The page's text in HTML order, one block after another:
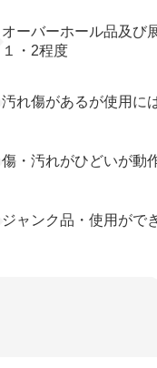
オーバーホール品及び
１・2程度
汚れ傷があるが使用に
傷・汚れがひどいが動
ジャンク品・使用がで